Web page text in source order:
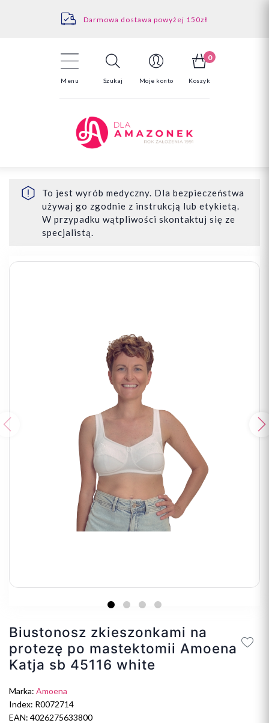
Darmowa dostawa powyżej 150zł
Odstąpienie od umowy - tutaj
Menu Szukaj Moje konto
0
Koszyk
To jest wyrób medyczny. Dla bezpieczeństwa
używaj go zgodnie z instrukcją lub etykietą.
W przypadku wątpliwości skontaktuj się ze
specjalistą.
Poprzedni
Biustonosz zkieszonkami na
protezę po mastektomii Amoena
Katja sb 45116 white
Marka: Amoena
Index: R0072714
EAN: 4026275633800